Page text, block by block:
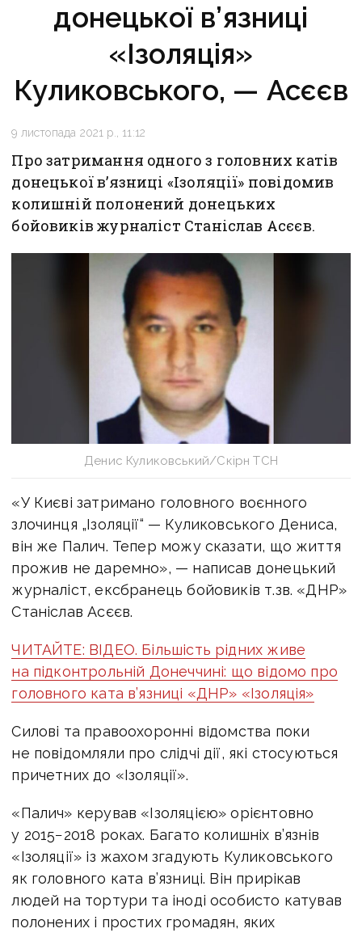
донецької в’язниці
«Ізоляція»
Куликовського, — Асєєв
9 листопада 2021 р., 11:12
Про затримання одного з головних катів
донецької в’язниці «Ізоляції» повідомив
колишній полонений донецьких
бойовиків журналіст Станіслав Асєєв.
Денис Куликовський/Скірн ТСН
«У Києві затримано головного воєнного
злочинця „Ізоляції“ — Куликовського Дениса,
він же Палич. Тепер можу сказати, що життя
прожив не даремно», — написав донецький
журналіст, ексбранець бойовиків т.зв. «ДНР»
Станіслав Асєєв.
ЧИТАЙТЕ: ВІДЕО. Більшість рідних живе
на підконтрольній Донеччині: що відомо про
головного ката в’язниці «ДНР» «Ізоляція»
Силові та правоохоронні відомства поки
не повідомляли про слідчі дії, які стосуються
причетних до «Ізоляції».
«Палич» керував «Ізоляцією» орієнтовно
у 2015−2018 роках. Багато колишніх в’язнів
«Ізоляції» із жахом згадують Куликовського
як головного ката в’язниці. Він прирікав
людей на тортури та іноді особисто катував
полонених і простих громадян, яких